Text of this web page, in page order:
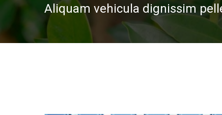
Aliquam vehicula dignissim